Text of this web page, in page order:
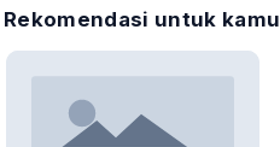
Rekomendasi untuk kamu